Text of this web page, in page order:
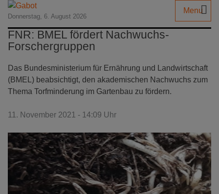
Donnerstag, 6. August 2026
Menu
FNR: BMEL fördert Nachwuchs-
Forschergruppen
Das Bundesministerium für Ernährung und Landwirtschaft
(BMEL) beabsichtigt, den akademischen Nachwuchs zum
Thema Torfminderung im Gartenbau zu fördern.
11. November 2021 - 14:09 Uhr